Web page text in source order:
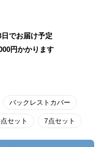
でお届け予定
円かかります
バックレストカバー
セット 7点セット